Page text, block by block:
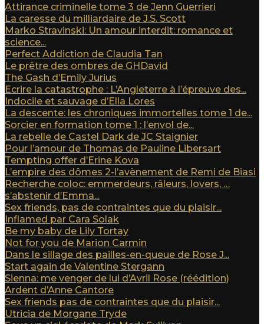
Attirance criminelle tome 3 de Jenn Guerrieri
La caresse du milliardaire de J.S. Scott
Marko Stravinski: Un amour interdit: romance et
science...
Perfect Addiction de Claudia Tan
Le prêtre des ombres de GHDavid
The Gash d’Emily Jurius
Ecrire la catastrophe : L’Angleterre à l’épreuve des...
Indocile et sauvage d’Ella Lores
La descente: les chroniques immortelles tome 1 de...
Sorcier en formation tome 1 : l’envol de...
La rebelle de Castel Dark de JC Staignier
Pour l’amour de Thomas de Pauline Libersart
Tempting offer d’Erine Kova
L’empire des dômes 2-l’avènement de Remi de Biasi
Recherche coloc: emmerdeurs, râleurs, lovers, …
s’abstenir d’Emma...
Sex friends, pas de contraintes que du plaisir...
Inflamed par Cara Solak
Be my baby de Lily Tortay
Not for you de Marion Carmin
Dans le sillage des pailles-en-queue de Rose J...
Start again de Valentine Stergann
Sienna: me venger de lui d’Avril Rose (réédition)
Ardent d’Anne Cantore
Sex friends pas de contraintes que du plaisir...
Utricia de Morgane Tryde